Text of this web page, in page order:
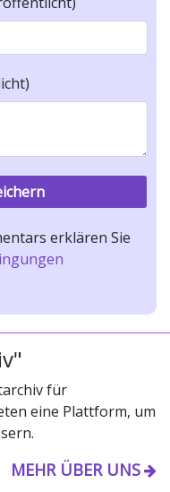
erklären Sie
für
eine Plattform, um
MEHR ÜBER UNS